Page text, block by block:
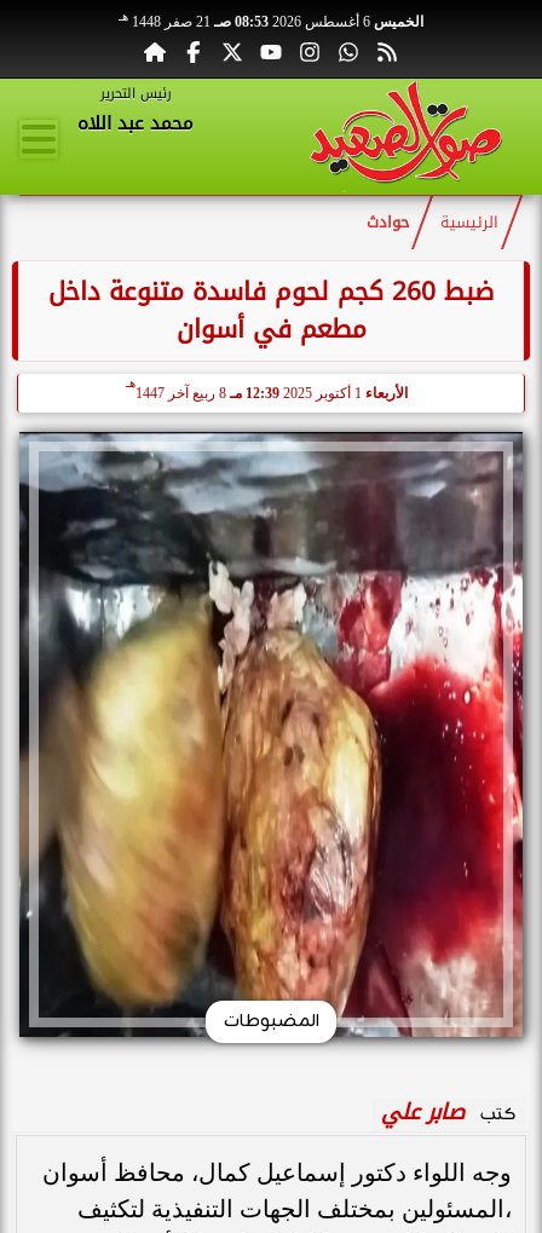
الخميس 08:53 صـ 21 صفر 1448 هـ
رئيس التحرير
محمد عبد اللاه
الرئيسية حوادث
ضبط 260 كجم لحوم فاسدة متنوعة داخل
مطعم في أسوان
الأربعاء 12:39 مـ 8 ربيع آخر 1447
هـ
المضبوطات
كتب صابر علي
وجه اللواء دكتور إسماعيل كمال، محافظ أسوان
،المسئولين بمختلف الجهات التنفيذية لتكثيف